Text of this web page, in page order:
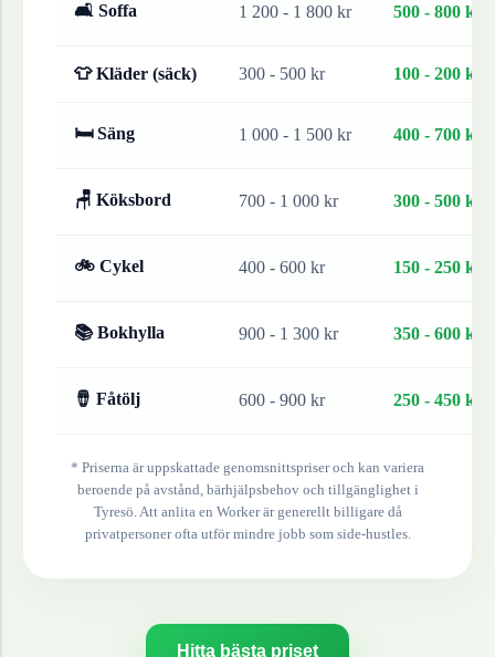
🛋 Soffa 1 200 - 1 800 kr 500 - 800 kr
👕 Kläder (säck) 300 - 500 kr 100 - 200 kr
🛏 Säng 1 000 - 1 500 kr 400 - 700 kr
🪑 Köksbord 700 - 1 000 kr 300 - 500 kr
🚲 Cykel 400 - 600 kr 150 - 250 kr
📚 Bokhylla 900 - 1 300 kr 350 - 600 kr
🪘 Fåtölj 600 - 900 kr 250 - 450 kr
* Priserna är uppskattade genomsnittspriser och kan variera
beroende på avstånd, bärhjälpsbehov och tillgänglighet i
Tyresö. Att anlita en Worker är generellt billigare då
privatpersoner ofta utför mindre jobb som side-hustles.
Hitta bästa priset